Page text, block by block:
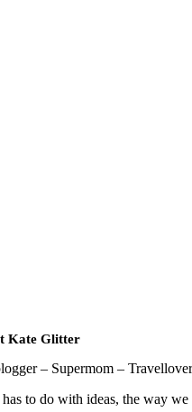
Kate Glitter
to do with ideas, the way